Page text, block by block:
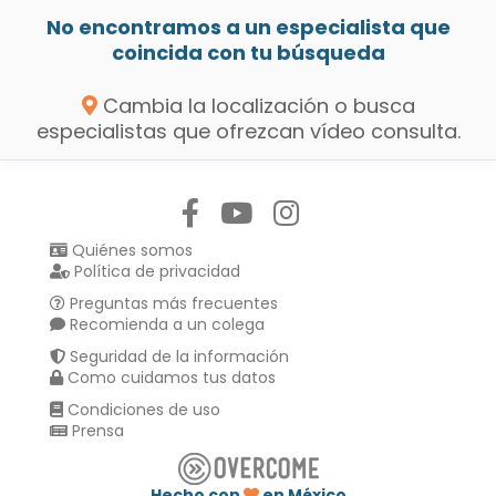
No encontramos a un especialista que
coincida con tu búsqueda
Cambia la localización o busca
especialistas que ofrezcan vídeo consulta.
Quiénes somos
Política de privacidad
Preguntas más frecuentes
Recomienda a un colega
Seguridad de la información
Como cuidamos tus datos
Condiciones de uso
Prensa